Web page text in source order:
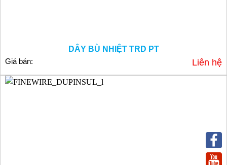
DÂY BÙ NHIỆT TRD PT
Giá bán:
Liên hệ